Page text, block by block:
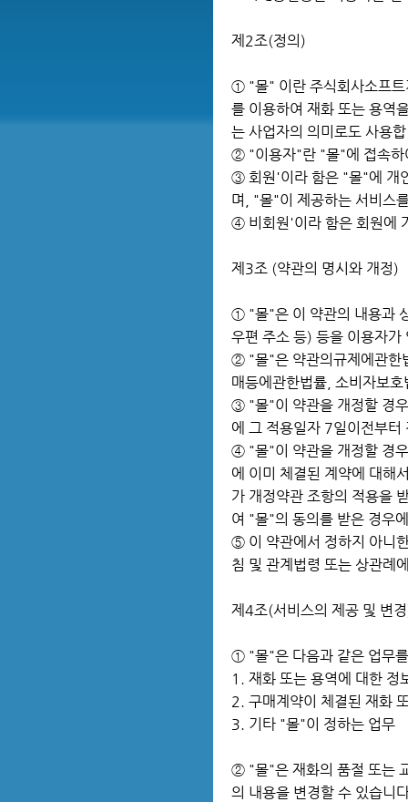
제2조(정의)
① "몰" 이란 주식회사소프트
를 이용하여 재화 또는 용역
는 사업자의 의미로도 사용
② "이용자"란 "몰"에 접속하
③ 회원'이라 함은 "몰"에 개
며, "몰"이 제공하는 서비스
④ 비회원'이라 함은 회원에
제3조 (약관의 명시와 개정)
① "몰"은 이 약관의 내용과
우편 주소 등) 등을 이용자
② "몰"은 약관의규제에관한
매등에관한법률, 소비자보
③ "몰"이 약관을 개정할 경
에 그 적용일자 7일이전부
④ "몰"이 약관을 개정할 경
에 이미 체결된 계약에 대해
가 개정약관 조항의 적용을
여 "몰"의 동의를 받은 경우
⑤ 이 약관에서 정하지 아니
침 및 관계법령 또는 상관례
제4조(서비스의 제공 및 변
① "몰"은 다음과 같은 업무
1. 재화 또는 용역에 대한 정
2. 구매계약이 체결된 재화
3. 기타 "몰"이 정하는 업무
② "몰"은 재화의 품절 또는
의 내용을 변경할 수 있습니